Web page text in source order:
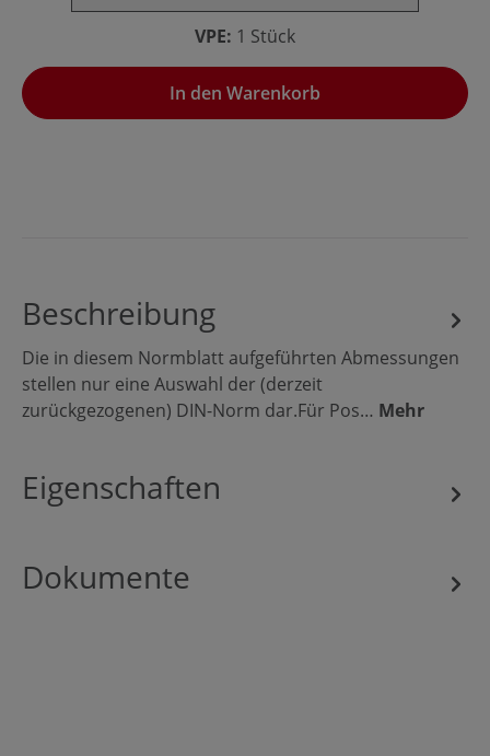
VPE: 1 Stück
In den Warenkorb
Beschreibung
Die in diesem Normblatt aufgeführten Abmessungen
stellen nur eine Auswahl der (derzeit
zurückgezogenen) DIN-Norm dar.Für Pos… Mehr
Eigenschaften
Dokumente